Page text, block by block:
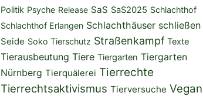
Politik Psyche Release SaS SaS2025 Schlachthof
Schlachthof Erlangen Schlachthäuser schließen
Seide Soko Tierschutz Straßenkampf Texte
Tierausbeutung Tiere Tiergarten Tiergarten
Nürnberg Tierquälerei Tierrechte
Tierrechtsaktivismus Tierversuche Vegan